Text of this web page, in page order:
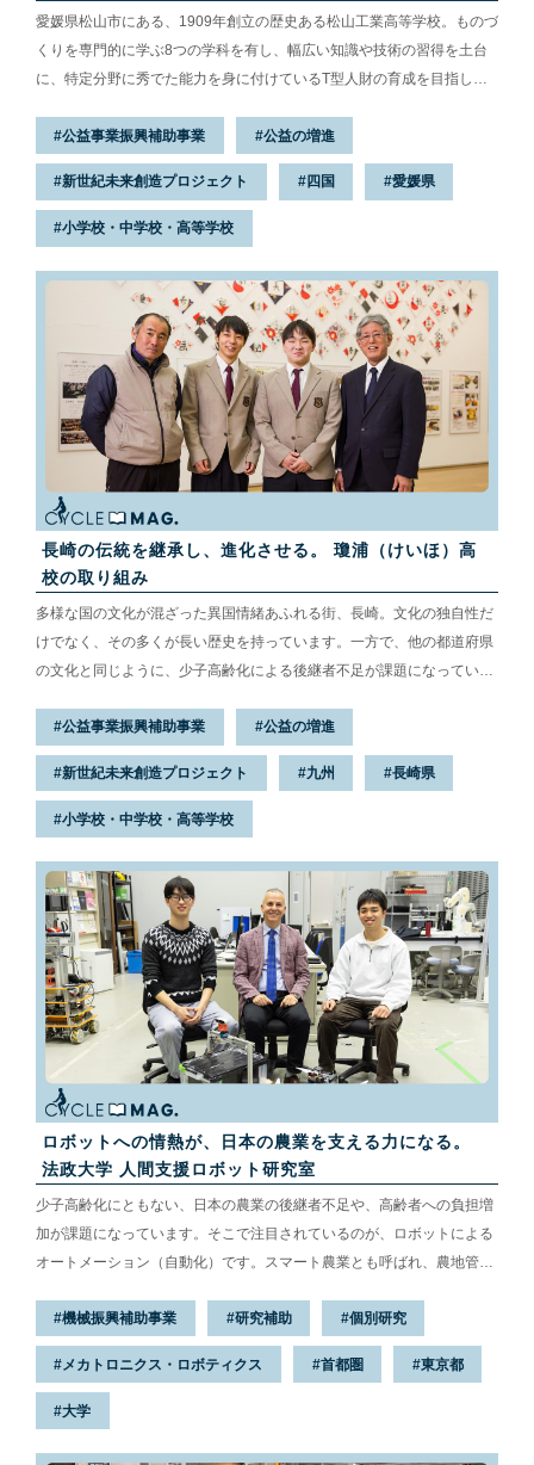
愛媛県松山市にある、1909年創立の歴史ある松山工業高等学校。ものづ
くりを専門的に学ぶ8つの学科を有し、幅広い知識や技術の習得を土台
に、特定分野に秀でた能力を身に付けているT型人財の育成を目指して
のスペシャリストとして生徒たちをどう導いているのか。電子機械科の
先生に話を聞きました。
公益事業振興補助事業 公益の増進
新世紀未来創造プロジェクト 四国 愛媛県
小学校・中学校・高等学校
長崎の伝統を継承し、進化させる。 瓊浦（けいほ）高
校の取り組み
多様な国の文化が混ざった異国情緒あふれる街、長崎。文化の独自性だ
けでなく、その多くが長い歴史を持っています。一方で、他の都道府県
の文化と同じように、少子高齢化による後継者不足が課題になっていま
にある瓊浦（けいほ）高校です。今回はその取り組みの背景や詳細につ
いて、瓊浦高校の先生方や生徒の皆さんにお話を伺いました。
公益事業振興補助事業 公益の増進
新世紀未来創造プロジェクト 九州 長崎県
小学校・中学校・高等学校
ロボットへの情熱が、日本の農業を支える力になる。
法政大学 人間支援ロボット研究室
少子高齢化にともない、日本の農業の後継者不足や、高齢者への負担増
加が課題になっています。そこで注目されているのが、ロボットによる
オートメーション（自動化）です。スマート農業とも呼ばれ、農地管理
農業用ロボットを研究している法政大学 人間支援ロボット研究室のチャ
ピ ゲンツィ教授に詳しくお話を伺いました。
機械振興補助事業 研究補助 個別研究
メカトロニクス・ロボティクス 首都圏 東京都
大学